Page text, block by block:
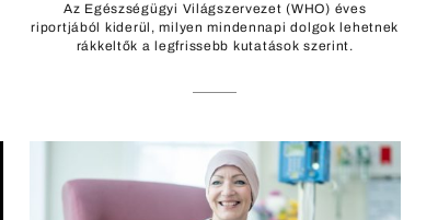
Az Egészségügyi Világszervezet (WHO) éves
riportjából kiderül, milyen mindennapi dolgok lehetnek
rákkeltők a legfrissebb kutatások szerint.